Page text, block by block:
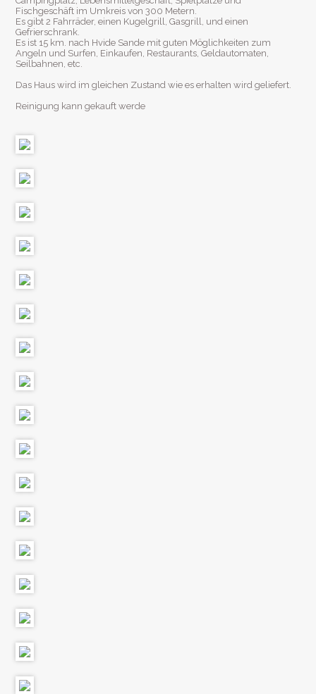
Fischgeschäft im Umkreis von 300 Metern.
Es gibt 2 Fahrräder, einen Kugelgrill, Gasgrill, und einen
Gefrierschrank.
Es ist 15 km. nach Hvide Sande mit guten Möglichkeiten zum
Angeln und Surfen, Einkaufen, Restaurants, Geldautomaten,
Seilbahnen, etc.
Das Haus wird im gleichen Zustand wie es erhalten wird geliefert.
Reinigung kann gekauft werde